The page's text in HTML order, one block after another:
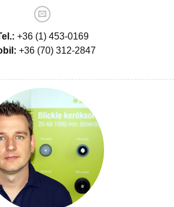
+36 (1) 453-0169
+36 (70) 312-2847